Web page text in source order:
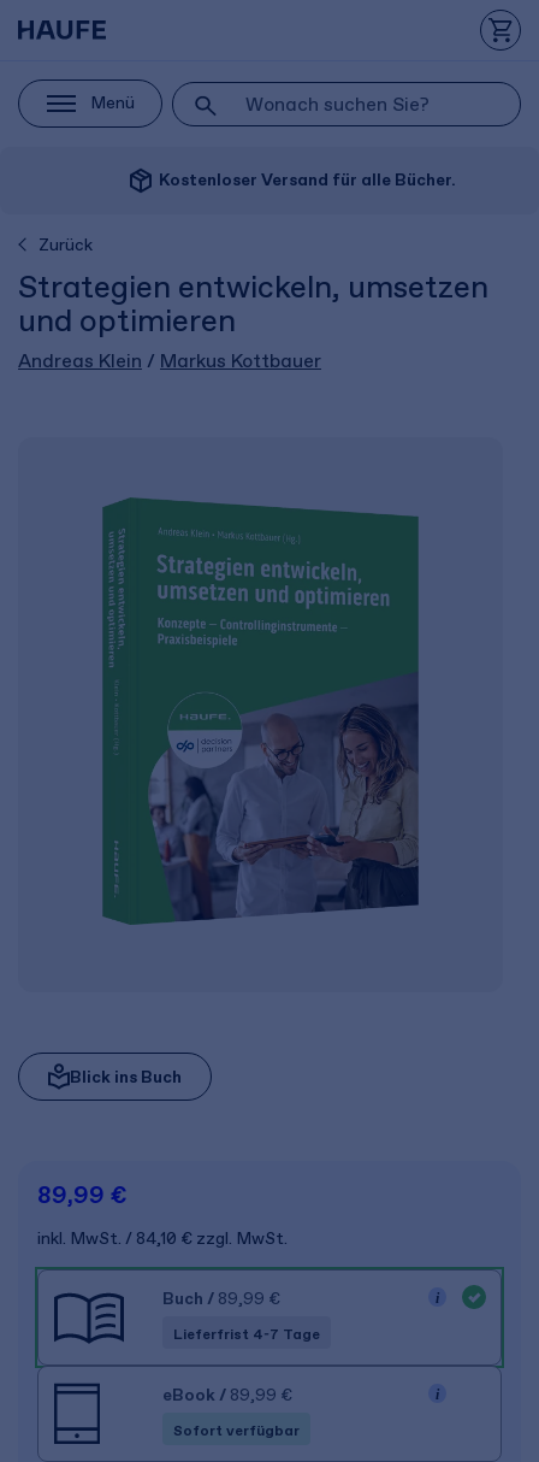
Menü
package_2 Kostenloser Versand für alle Bücher.
Zurück
Strategien entwickeln, umsetzen
und optimieren
Andreas Klein / Markus Kottbauer
Blick ins Buch
89,99 €
inkl. MwSt. 84,10 € zzgl. MwSt.
Buch / 89,99 €
Lieferfrist 4-7 Tage
eBook / 89,99 €
Sofort verfügbar